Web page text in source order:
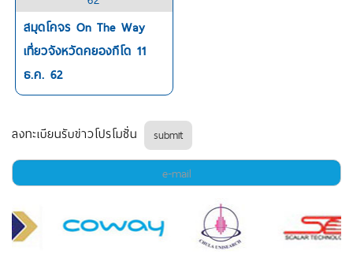
สมุดโคจร On The Way
เที่ยวจังหวัดคยองกีโด 11
ธ.ค. 62
ลงทะเบียนรับข่าวโปรโมชั่น submit